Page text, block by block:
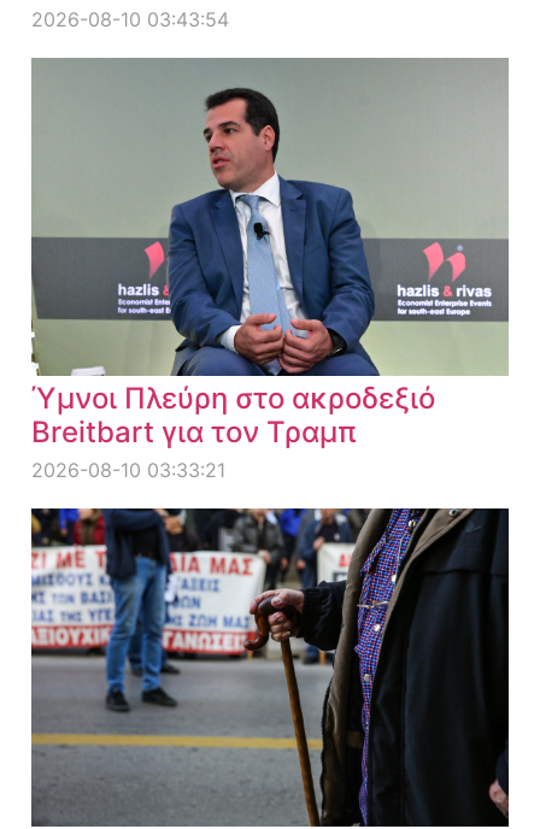
2026-08-10 03:43:54
Ύμνοι Πλεύρη στο ακροδεξιό
Breitbart για τον Τραμπ
2026-08-10 03:33:21